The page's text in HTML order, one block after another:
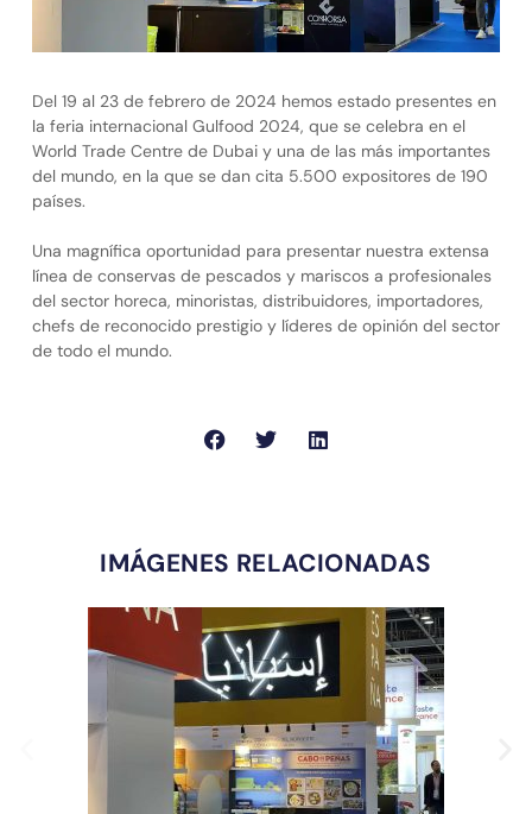
Del 19 al 23 de febrero de 2024 hemos estado presentes en
la feria internacional Gulfood 2024, que se celebra en el
World Trade Centre de Dubai y una de las más importantes
del mundo, en la que se dan cita 5.500 expositores de 190
países.
Una magnífica oportunidad para presentar nuestra extensa
línea de conservas de pescados y mariscos a profesionales
del sector horeca, minoristas, distribuidores, importadores,
chefs de reconocido prestigio y líderes de opinión del sector
de todo el mundo.
IMÁGENES RELACIONADAS